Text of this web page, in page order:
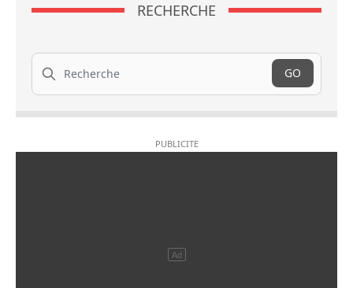
RECHERCHE
Recherche
GO